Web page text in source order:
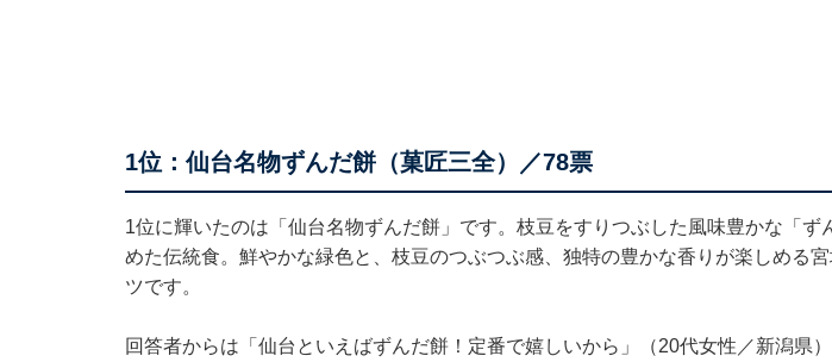
1位：仙台名物ずんだ餅（菓匠三全）／78票
1位に輝いたのは「仙台名物ずんだ餅」です。枝豆をすりつぶした風味豊かな「ず
めた伝統食。鮮やかな緑色と、枝豆のつぶつぶ感、独特の豊かな香りが楽しめる
ツです。
回答者からは「仙台といえばずんだ餅！定番で嬉しいから」（20代女性／新潟県